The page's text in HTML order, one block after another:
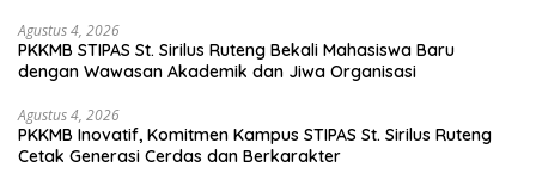
Agustus 4, 2026
PKKMB STIPAS St. Sirilus Ruteng Bekali Mahasiswa Baru
dengan Wawasan Akademik dan Jiwa Organisasi
Agustus 4, 2026
PKKMB Inovatif, Komitmen Kampus STIPAS St. Sirilus Ruteng
Cetak Generasi Cerdas dan Berkarakter